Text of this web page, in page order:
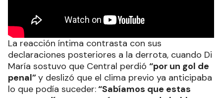
La reacción íntima contrasta con sus
declaraciones posteriores a la derrota, cuando Di
María sostuvo que Central perdió “por un gol de
penal”y deslizó que el clima previo ya anticipaba
lo que podía suceder:“Sabíamos que estas